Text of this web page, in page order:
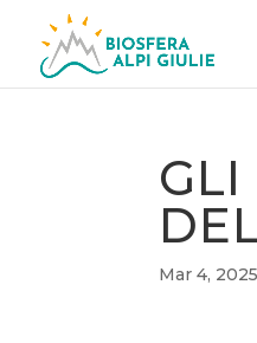
GLI
Mar 4, 2025